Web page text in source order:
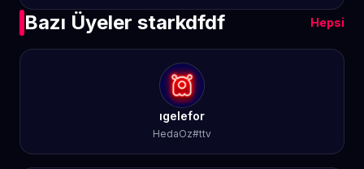
Bazı Üyeler starkdfdf Hepsi
ıgelefor
HedaOz#ttv